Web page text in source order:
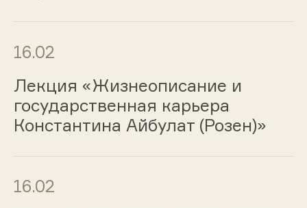
16.02
Лекция «Жизнеописание и
государственная карьера
Константина Айбулат (Розен)»
16.02